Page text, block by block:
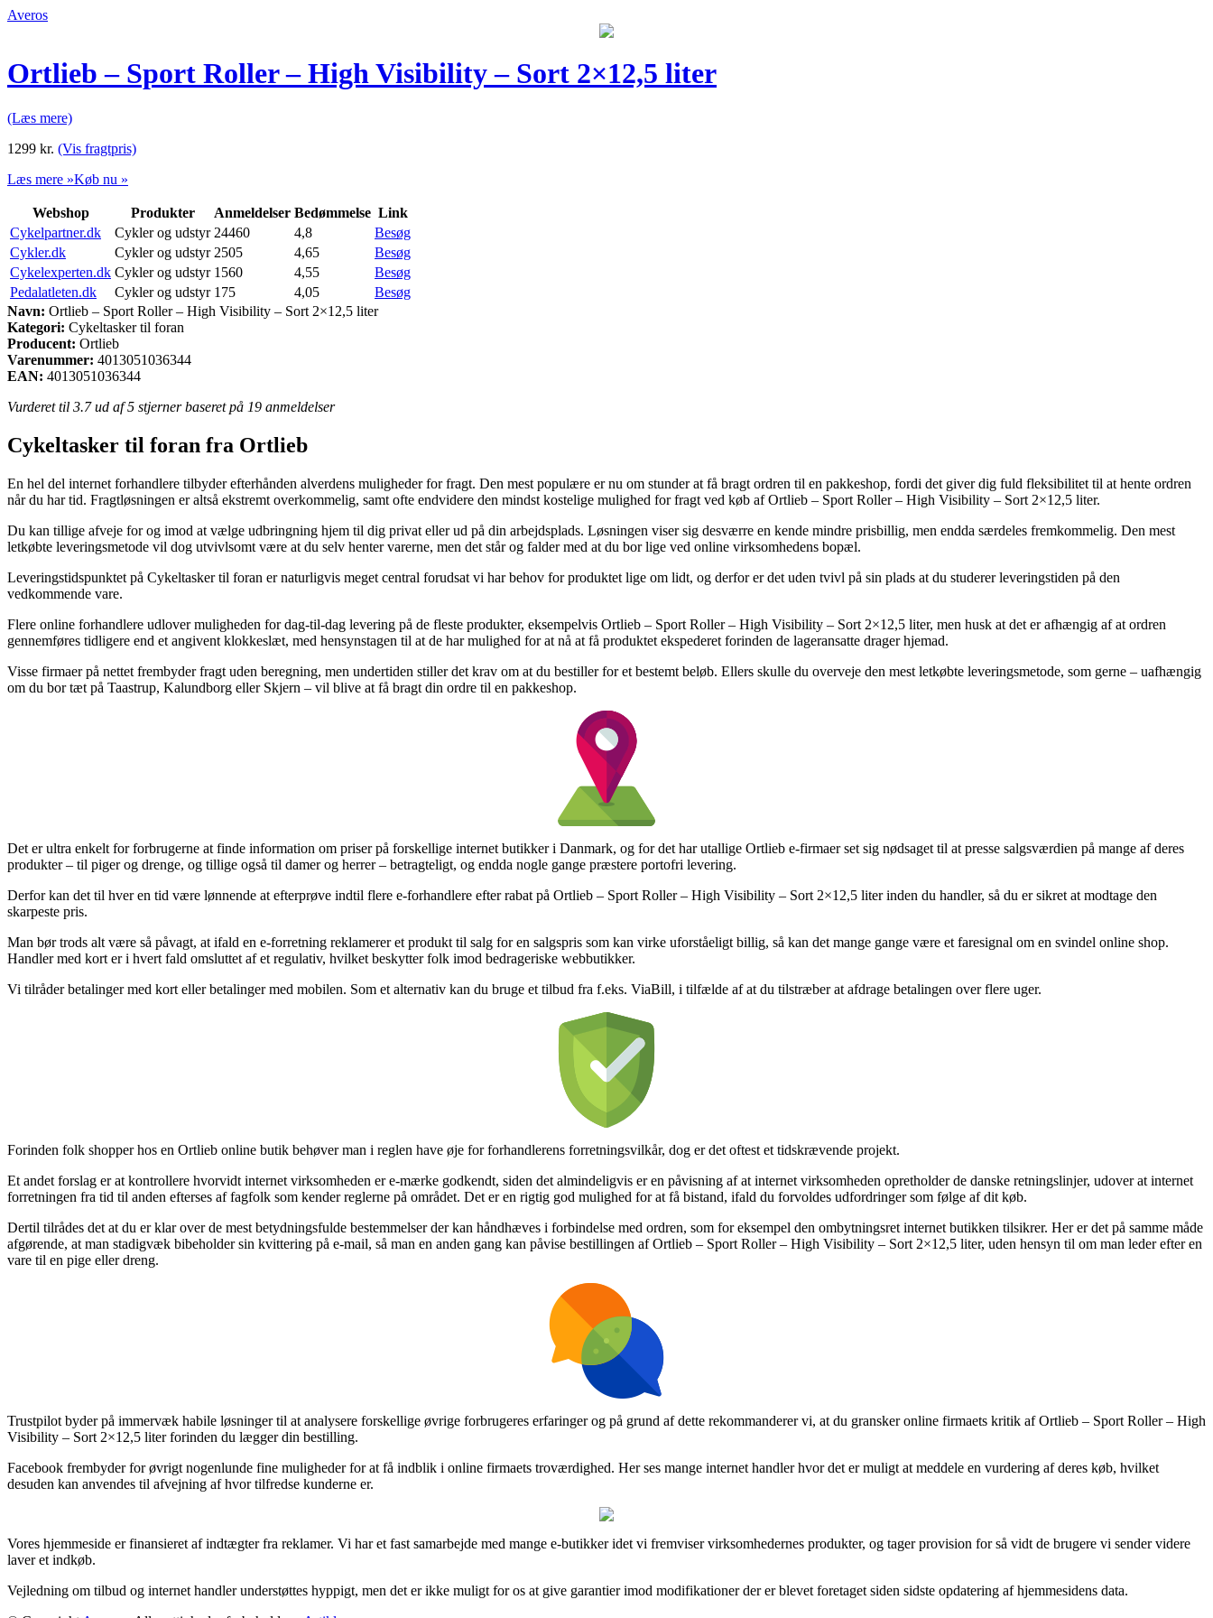
Averos
Ortlieb – Sport Roller – High Visibility – Sort 2×12,5 liter
(Læs mere)
1299 kr. (Vis fragtpris)
Læs mere »Køb nu »
Webshop Produkter Anmeldelser Bedømmelse Link
Cykelpartner.dk
Cykler og udstyr 24460 4,8
Besøg
Cykler.dk
Cykler og udstyr 2505 4,65
Besøg
Cykelexperten.dk Cykler og udstyr 1560 4,55
Besøg
Pedalatleten.dk
Cykler og udstyr 175 4,05
Besøg
Navn: Ortlieb – Sport Roller – High Visibility – Sort 2×12,5 liter
Kategori: Cykeltasker til foran
Producent: Ortlieb
Varenummer: 4013051036344
EAN: 4013051036344
Vurderet til 3.7ud af 5 stjerner baseret på 19 anmeldelser
Cykeltasker til foran fra Ortlieb
En hel del internet forhandlere tilbyder efterhånden alverdens muligheder for fragt. Den mest populære er nu om stunder at få bragt ordren til en pakkeshop, fordi det giver dig fuld fleksibilitet til at hente ordren
når du har tid. Fragtløsningen er altså ekstremt overkommelig, samt ofte endvidere den mindst kostelige mulighed for fragt ved køb af Ortlieb – Sport Roller – High Visibility – Sort 2×12,5 liter.
Du kan tillige afveje for og imod at vælge udbringning hjem til dig privat eller ud på din arbejdsplads. Løsningen viser sig desværre en kende mindre prisbillig, men endda særdeles fremkommelig. Den mest
letkøbte leveringsmetode vil dog utvivlsomt være at du selv henter varerne, men det står og falder med at du bor lige ved online virksomhedens bopæl.
Leveringstidspunktet på Cykeltasker til foran er naturligvis meget central forudsat vi har behov for produktet lige om lidt, og derfor er det uden tvivl på sin plads at du studerer leveringstiden på den
vedkommende vare.
Flere online forhandlere udlover muligheden for dag-til-dag levering på de fleste produkter, eksempelvis Ortlieb – Sport Roller – High Visibility – Sort 2×12,5 liter, men husk at det er afhængig af at ordren
gennemføres tidligere end et angivent klokkeslæt, med hensynstagen til at de har mulighed for at nå at få produktet ekspederet forinden de lageransatte drager hjemad.
Visse firmaer på nettet frembyder fragt uden beregning, men undertiden stiller det krav om at du bestiller for et bestemt beløb. Ellers skulle du overveje den mest letkøbte leveringsmetode, som gerne – uafhængig
om du bor tæt på Taastrup, Kalundborg eller Skjern – vil blive at få bragt din ordre til en pakkeshop.
Det er ultra enkelt for forbrugerne at finde information om priser på forskellige internet butikker i Danmark, og for det har utallige Ortlieb e-firmaer set sig nødsaget til at presse salgsværdien på mange af deres
produkter – til piger og drenge, og tillige også til damer og herrer – betragteligt, og endda nogle gange præstere portofri levering.
Derfor kan det til hver en tid være lønnende at efterprøve indtil flere e-forhandlere efter rabat på Ortlieb – Sport Roller – High Visibility – Sort 2×12,5 liter inden du handler, så du er sikret at modtage den
skarpeste pris.
Man bør trods alt være så påvagt, at ifald en e-forretning reklamerer et produkt til salg for en salgspris som kan virke uforståeligt billig, så kan det mange gange være et faresignal om en svindel online shop.
Handler med kort er i hvert fald omsluttet af et regulativ, hvilket beskytter folk imod bedrageriske webbutikker.
Vi tilråder betalinger med kort eller betalinger med mobilen. Som et alternativ kan du bruge et tilbud fra f.eks. ViaBill, i tilfælde af at du tilstræber at afdrage betalingen over flere uger.
Forinden folk shopper hos en Ortlieb online butik behøver man i reglen have øje for forhandlerens forretningsvilkår, dog er det oftest et tidskrævende projekt.
Et andet forslag er at kontrollere hvorvidt internet virksomheden er e-mærke godkendt, siden det almindeligvis er en påvisning af at internet virksomheden opretholder de danske retningslinjer, udover at internet
forretningen fra tid til anden efterses af fagfolk som kender reglerne på området. Det er en rigtig god mulighed for at få bistand, ifald du forvoldes udfordringer som følge af dit køb.
Dertil tilrådes det at du er klar over de mest betydningsfulde bestemmelser der kan håndhæves i forbindelse med ordren, som for eksempel den ombytningsret internet butikken tilsikrer. Her er det på samme måde
afgørende, at man stadigvæk bibeholder sin kvittering på e-mail, så man en anden gang kan påvise bestillingen af Ortlieb – Sport Roller – High Visibility – Sort 2×12,5 liter, uden hensyn til om man leder efter en
vare til en pige eller dreng.
Trustpilot byder på immervæk habile løsninger til at analysere forskellige øvrige forbrugeres erfaringer og på grund af dette rekommanderer vi, at du gransker online firmaets kritik af Ortlieb – Sport Roller – High
Visibility – Sort 2×12,5 liter forinden du lægger din bestilling.
Facebook frembyder for øvrigt nogenlunde fine muligheder for at få indblik i online firmaets troværdighed. Her ses mange internet handler hvor det er muligt at meddele en vurdering af deres køb, hvilket
desuden kan anvendes til afvejning af hvor tilfredse kunderne er.
Vores hjemmeside er finansieret af indtægter fra reklamer. Vi har et fast samarbejde med mange e-butikker idet vi fremviser virksomhedernes produkter, og tager provision for så vidt de brugere vi sender videre
laver et indkøb.
Vejledning om tilbud og internet handler understøttes hyppigt, men det er ikke muligt for os at give garantier imod modifikationer der er blevet foretaget siden sidste opdatering af hjemmesidens data.